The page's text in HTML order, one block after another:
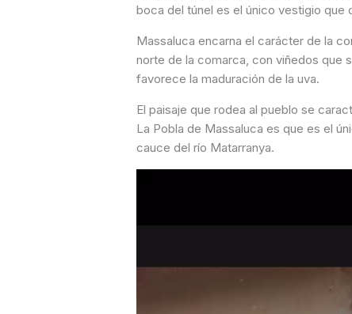
boca del túnel es el único vestigio que
Massaluca encarna el carácter de la
norte de la comarca, con viñedos que
favorece la maduración de la uva.
El paisaje que rodea al pueblo se
La Pobla de Massaluca es que es el
cauce del río Matarranya.